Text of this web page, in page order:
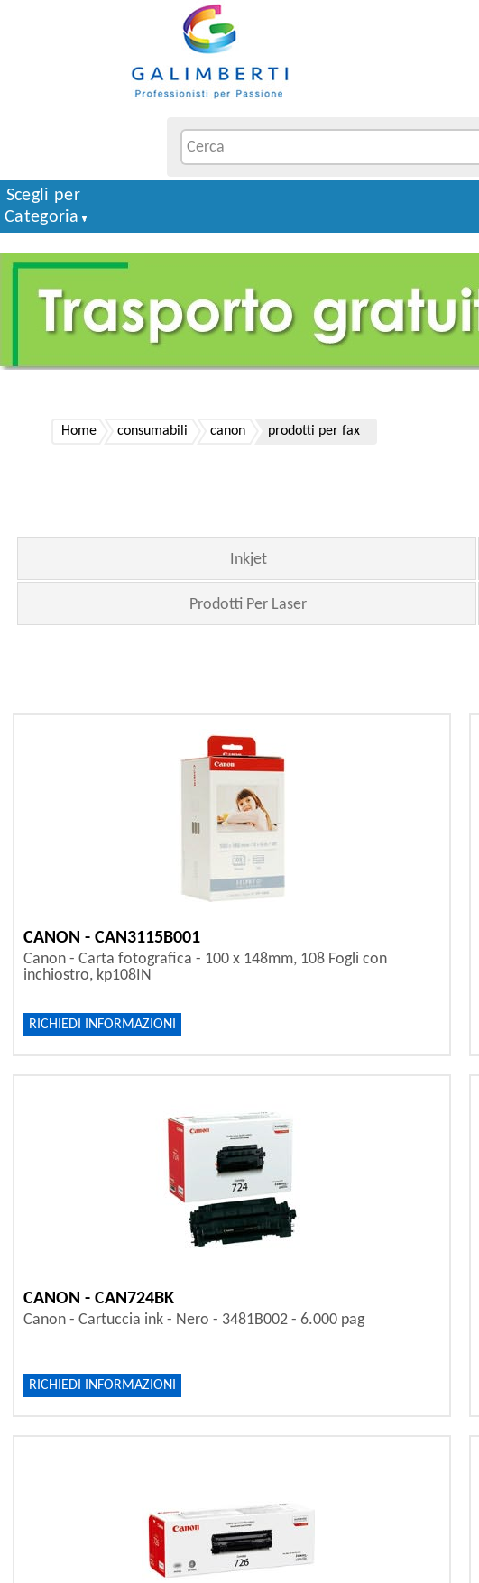
Scegli per
Categoria
Home consumabili canon prodotti per fax
Inkjet
Prodotti Per Laser
CANON - CAN3115B001
Canon - Carta fotografica - 100 x 148mm, 108 Fogli con
inchiostro, kp108IN
RICHIEDI INFORMAZIONI
CANON - CAN724BK
Canon - Cartuccia ink - Nero - 3481B002 - 6.000 pag
RICHIEDI INFORMAZIONI